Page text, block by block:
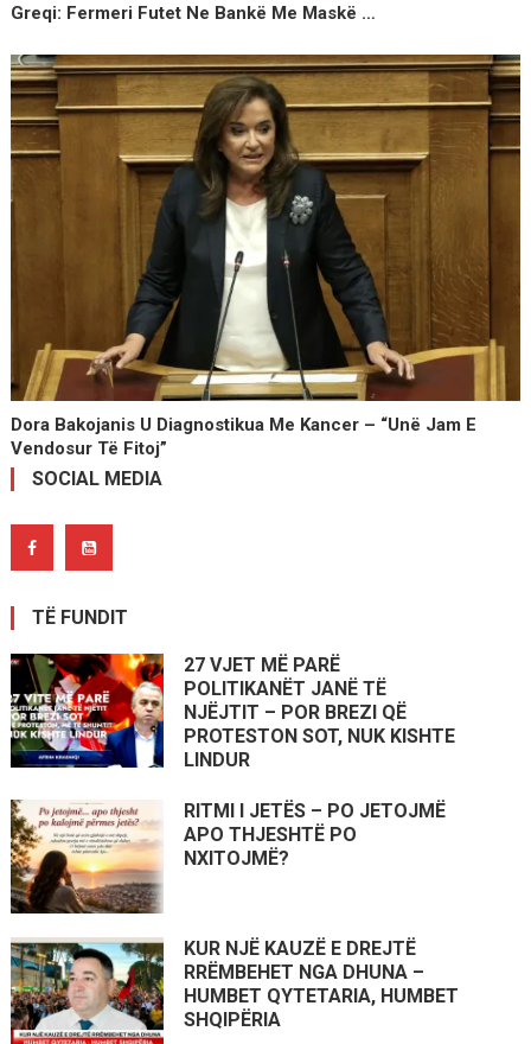
Greqi: Fermeri Futet Ne Bankë Me Maskë …
Dora Bakojanis U Diagnostikua Me Kancer – “Unë Jam E
Vendosur Të Fitoj”
SOCIAL MEDIA
TË FUNDIT
27 VJET MË PARË
POLITIKANËT JANË TË
NJËJTIT – POR BREZI QË
PROTESTON SOT, NUK KISHTE
LINDUR
RITMI I JETËS – PO JETOJMË
APO THJESHTË PO
NXITOJMË?
KUR NJË KAUZË E DREJTË
RRËMBEHET NGA DHUNA –
HUMBET QYTETARIA, HUMBET
SHQIPËRIA